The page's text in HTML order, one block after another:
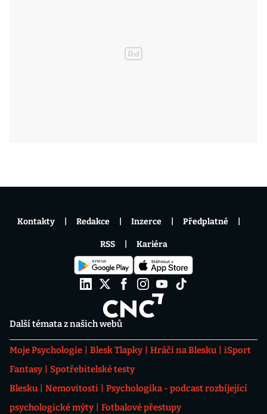
Další témata z našich webů
Moje Psychologie Blesk Tlapky Hráči na Blesku
iSport
Fantasy
Spotřebitelské testy
Blesku
Nemovitosti
Psychologika - podcast rozbíjející
psychologické mýty
Fotbalové přestupy
Kontakty Redakce Inzerce Předplatné
RSS Kariéra